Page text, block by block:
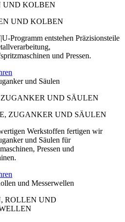
UND KOLBEN
Programm entstehen Präzisionsteile
und Pressen.
und Säulen
UND SÄULEN
Werkstoffen fertigen wir
und Säulen für
Pressen und
und Messerwellen
ROLLEN UND